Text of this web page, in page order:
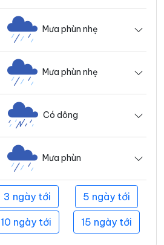
Mưa phùn nhẹ
Mưa phùn nhẹ
Có dông
Mưa phùn
3 ngày tới 5 ngày tới
10 ngày tới 15 ngày tới